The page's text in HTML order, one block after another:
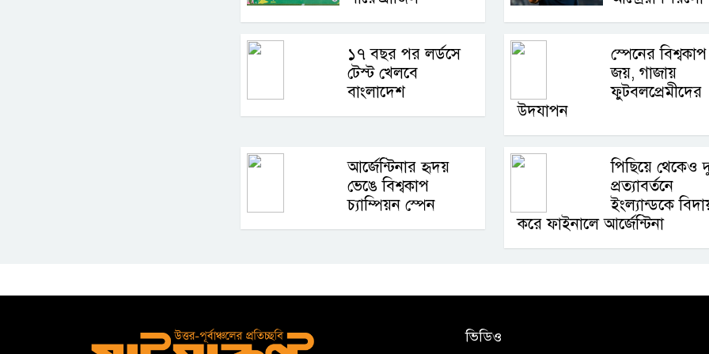
১৭ বছর পর লর্ডসে
টেস্ট খেলবে
বাংলাদেশ
স্পেনের বিশ্বকাপ
জয়, গাজায়
ফুটবলপ্রেমীদের
উদযাপন
আর্জেন্টিনার হৃদয়
ভেঙে বিশ্বকাপ
চ্যাম্পিয়ন স্পেন
পিছিয়ে থেকেও
প্রত্যাবর্তনে
ইংল্যান্ডকে
করে ফাইনালে আর্জেন্টিনা
ভিডিও